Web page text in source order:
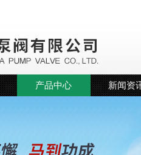
产品中心 新闻资